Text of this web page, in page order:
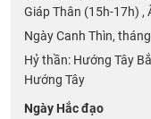
Giáp Thân (15h-17h) ,
Ngày Canh Thìn,
Hỷ thần: Hướng Tây
Hướng Tây
Ngày Hắc đạo